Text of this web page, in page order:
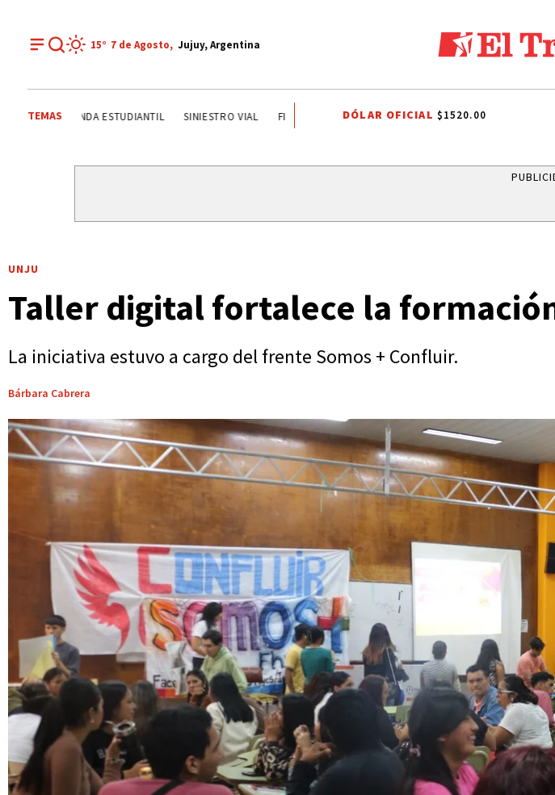
15° 7 de Agosto, Jujuy, Argentina
TEMASONDA ESTUDIANTIL SINIESTRO VIAL FIESTAS PATRONALES A SAN CAYETANO INDEPENDENCIA
DÓLAR OFICIAL $1520.00
UNJU
Taller digital fortalece la
La iniciativa estuvo a cargo del frente Somos + Confluir.
Bárbara Cabrera